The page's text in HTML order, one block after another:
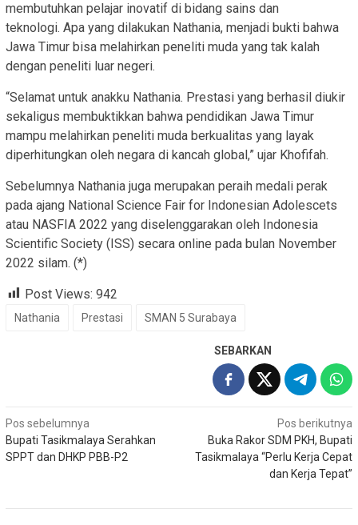
membutuhkan pelajar inovatif di bidang sains dan
teknologi. Apa yang dilakukan Nathania, menjadi bukti bahwa
Jawa Timur bisa melahirkan peneliti muda yang tak kalah
dengan peneliti luar negeri.
“Selamat untuk anakku Nathania. Prestasi yang berhasil diukir
sekaligus membuktikkan bahwa pendidikan Jawa Timur
mampu melahirkan peneliti muda berkualitas yang layak
diperhitungkan oleh negara di kancah global,” ujar Khofifah.
Sebelumnya Nathania juga merupakan peraih medali perak
pada ajang National Science Fair for Indonesian Adolescets
atau NASFIA 2022 yang diselenggarakan oleh Indonesia
Scientific Society (ISS) secara online pada bulan November
2022 silam. (*)
Post Views: 942
Nathania Prestasi SMAN 5 Surabaya
SEBARKAN
Navigasi
pos
Pos sebelumnya
Bupati Tasikmalaya Serahkan
SPPT dan DHKP PBB-P2
Pos berikutnya
Buka Rakor SDM PKH, Bupati
Tasikmalaya “Perlu Kerja Cepat
dan Kerja Tepat”